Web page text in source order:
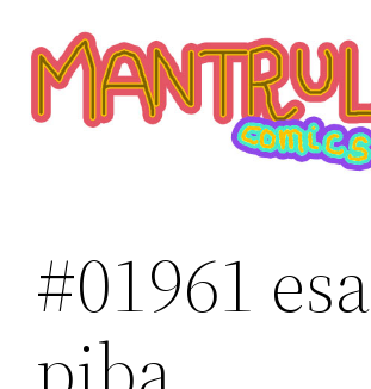
contenido
#01961 esa